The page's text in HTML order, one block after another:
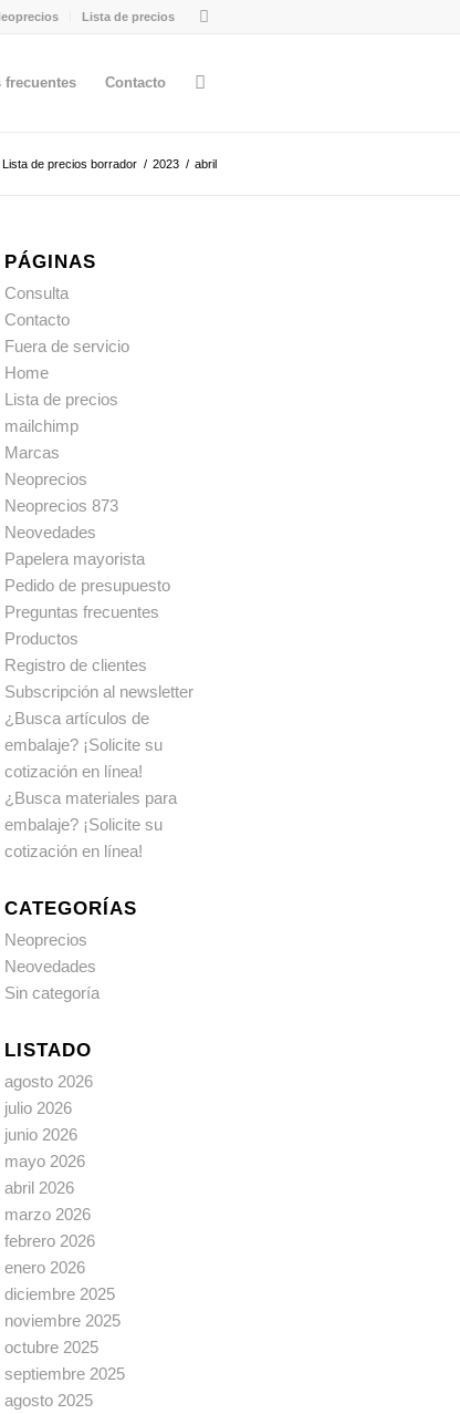
Lista de precios
frecuentes Contacto
Lista de precios borrador / 2023 / abril
PÁGINAS
Consulta
Contacto
Fuera de servicio
Home
Lista de precios
mailchimp
Marcas
Neoprecios
Neoprecios 873
Neovedades
Papelera mayorista
Pedido de presupuesto
Preguntas frecuentes
Productos
Registro de clientes
Subscripción al newsletter
¿Busca artículos de
embalaje? ¡Solicite su
cotización en línea!
¿Busca materiales para
embalaje? ¡Solicite su
cotización en línea!
CATEGORÍAS
Neoprecios
Neovedades
Sin categoría
LISTADO
agosto 2026
julio 2026
junio 2026
mayo 2026
abril 2026
marzo 2026
febrero 2026
enero 2026
diciembre 2025
noviembre 2025
octubre 2025
septiembre 2025
agosto 2025